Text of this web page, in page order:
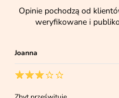
Opinie pochodzą od
weryfikowane i
Joanna